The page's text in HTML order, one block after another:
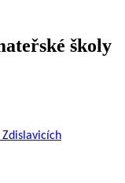
školy
Zdislavicích